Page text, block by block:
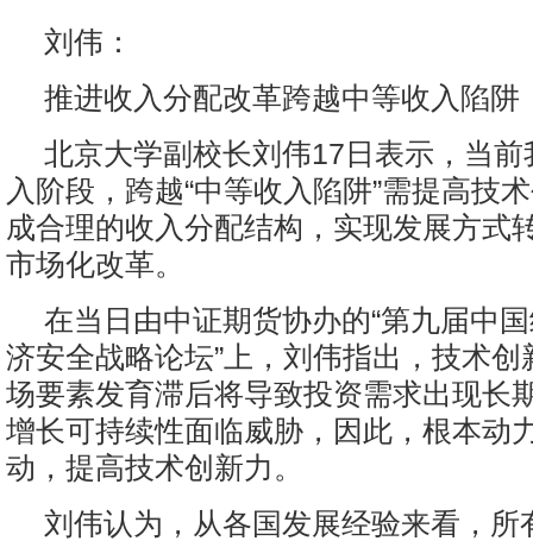
刘伟：
推进收入分配改革跨越中等收入陷阱
北京大学副校长刘伟17日表示，当
入阶段，跨越“中等收入陷阱”需提高技
成合理的收入分配结构，实现发展方式
市场化改革。
在当日由中证期货协办的“第九届中
济安全战略论坛”上，刘伟指出，技术
场要素发育滞后将导致投资需求出现长
增长可持续性面临威胁，因此，根本动
动，提高技术创新力。
刘伟认为，从各国发展经验来看，所